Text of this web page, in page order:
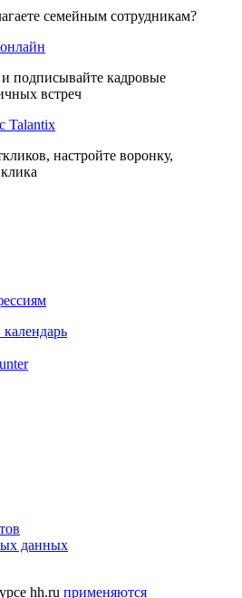
семейным сотрудникам?
подписывайте кадровые
встреч
Talantix
настройте воронку,
данных
hh.ru применяются